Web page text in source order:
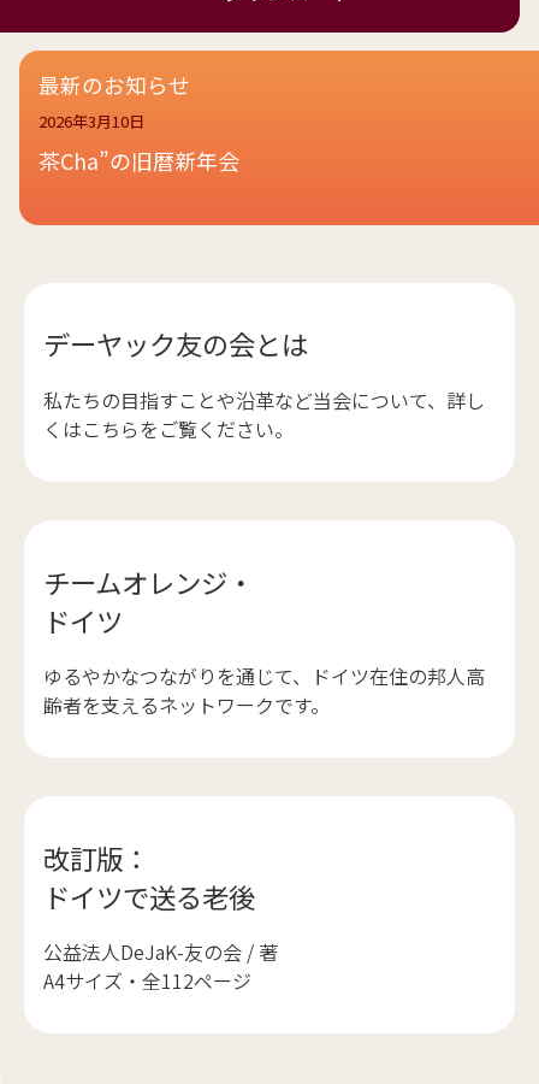
最新のお知らせ
2026年3月10日
茶Cha”の旧暦新年会
デーヤック友の会とは
私たちの目指すことや沿革など当会について、詳し
くはこちらをご覧ください。
チームオレンジ・
ドイツ
ゆるやかなつながりを通じて、ドイツ在住の邦人高
齢者を支えるネットワークです。
改訂版：
ドイツで送る老後
公益法人DeJaK-友の会 / 著
A4サイズ・全112ページ